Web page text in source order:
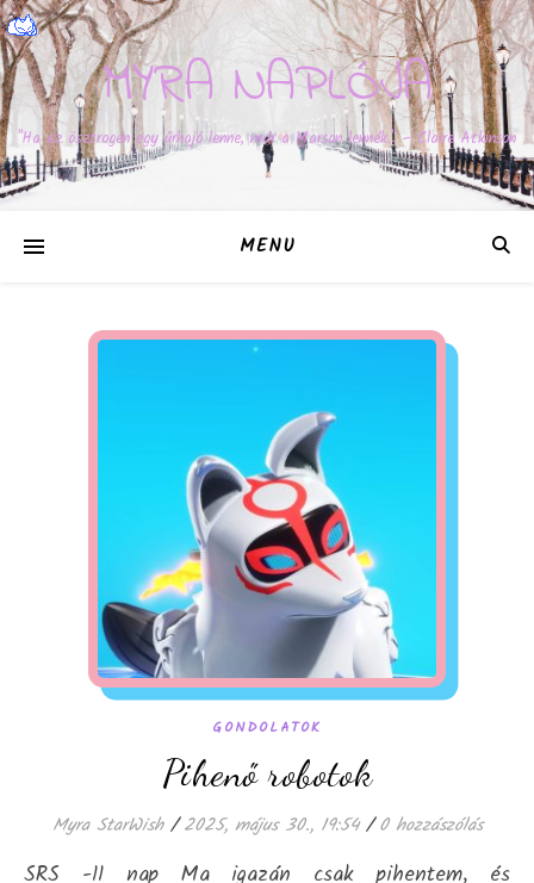
MYRA NAPLÓJA
"Ha az ösztrogén egy űrhajó lenne, már a Marson lennék." – Claire Atkinson
MENU
GONDOLATOK
Pihenő robotok
Myra StarWish / 2025, május 30., 19:54 / 0 hozzászólás
SRS -11 nap Ma igazán csak pihentem, és